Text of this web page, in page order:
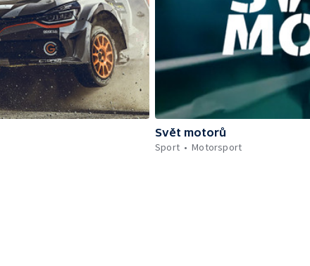
Svět motorů
Sport
Motorsport